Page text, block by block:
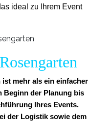
ideal zu Ihrem Event
mehr als ein einfacher
Beginn der Planung bis
Ihres Events.
der Logistik sowie dem